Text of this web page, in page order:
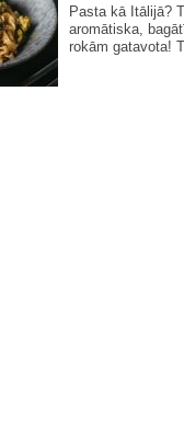
Pasta kā Itālijā?
aromātiska,
rokām gatavota!